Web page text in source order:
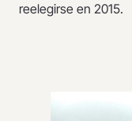
reelegirse en 2015.